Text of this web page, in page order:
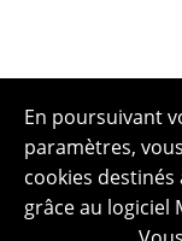
En poursuivant
paramètres,
cookies
grâce au logiciel